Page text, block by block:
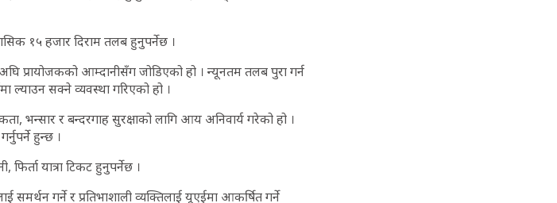
१५ हजार दिराम तलब हुनुपर्नेछ ।
प्रायोजकको आम्दानीसँग जोडिएको हो । न्यूनतम तलब पुरा गर्न
सक्ने व्यवस्था गरिएको हो ।
भन्सार र बन्दरगाह सुरक्षाको लागि आय अनिवार्य गरेको हो ।
हुन्छ ।
यात्रा टिकट हुनुपर्नेछ ।
समर्थन गर्ने र प्रतिभाशाली व्यक्तिलाई यूएईमा आकर्षित गर्ने